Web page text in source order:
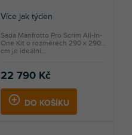
Více jak týden
22 790 Kč
DO KOŠÍKU
Sada Manfrotto Pro Scrim All-In-
One Kit o rozměrech 290 x 290
cm je ideální...